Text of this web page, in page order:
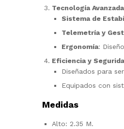
Tecnología Avanzada
Sistema de
Telemetría y
Ergonomía:
Eficiencia y
Diseñados para
Equipados con
Medidas
Alto: 2.35 M.